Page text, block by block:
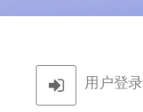
用户登录